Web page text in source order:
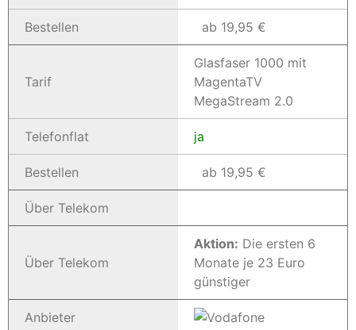
Bestellen ab 19,95 €
Tarif
Glasfaser 1000 mit
MagentaTV
MegaStream 2.0
Telefonflat ja
Bestellen ab 19,95 €
Über Telekom
Über Telekom
Aktion: Die ersten 6
Monate je 23 Euro
günstiger
Anbieter